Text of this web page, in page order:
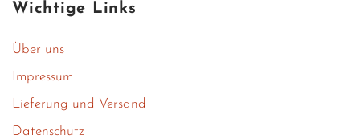
Wichtige Links
Über uns
Impressum
Lieferung und Versand
Datenschutz